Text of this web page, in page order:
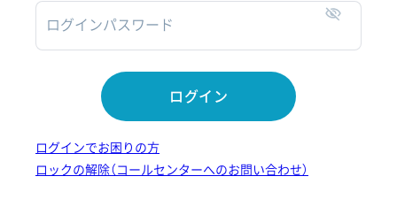
ログインパスワード
ログイン
ログインでお困りの方
ロックの解除（コールセンターへのお問い合わせ）